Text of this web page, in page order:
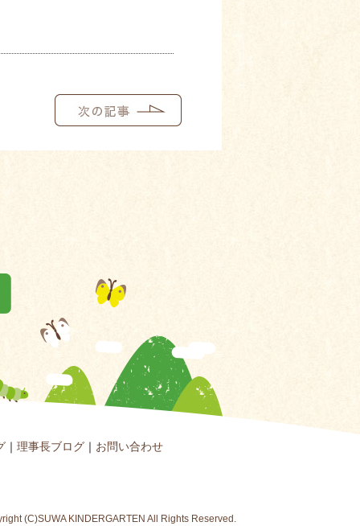
｜ 理事長ブログ ｜ お問い合わせ
(C)SUWA KINDERGARTEN All Rights Reserved.